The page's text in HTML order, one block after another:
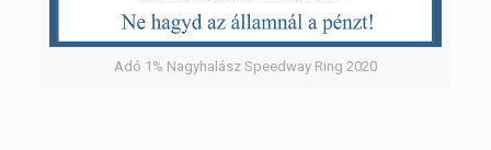
Adó 1% Nagyhalász Speedway Ring 2020